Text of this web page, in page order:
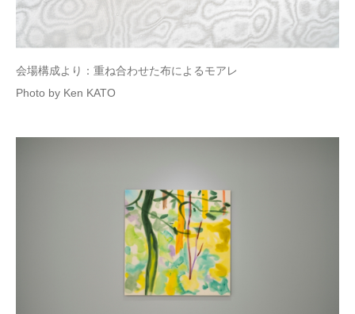
会場構成より：重ね合わせた布によるモアレ
Photo by Ken KATO